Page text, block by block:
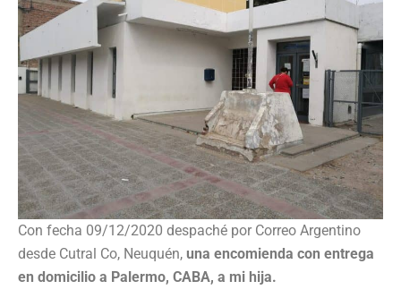
Con fecha 09/12/2020 despaché por Correo Argentino
desde Cutral Co, Neuquén, una encomienda con entrega
en domicilio a Palermo, CABA, a mi hija.